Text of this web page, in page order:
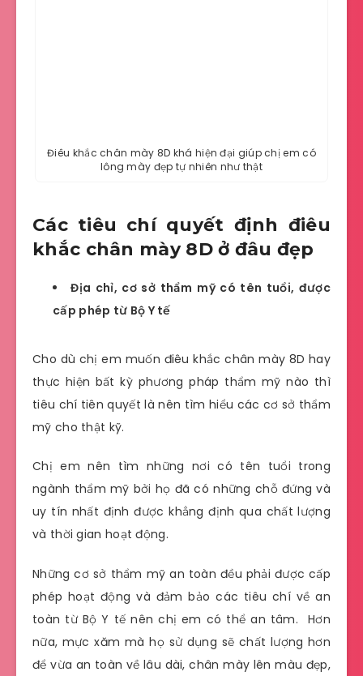
Điêu khắc chân mày 8D khá hiện đại giúp chị em có
lông mày đẹp tự nhiên như thật
Các tiêu chí quyết định điêu
khắc chân mày 8D ở đâu đẹp
Địa chỉ, cơ sở thẩm mỹ có tên tuổi, được
cấp phép từ Bộ Y tế
Cho dù chị em muốn điêu khắc chân mày 8D hay
thực hiện bất kỳ phương pháp thẩm mỹ nào thì
tiêu chí tiên quyết là nên tìm hiểu các cơ sở thẩm
mỹ cho thật kỹ.
Chị em nên tìm những nơi có tên tuổi trong
ngành thẩm mỹ bởi họ đã có những chỗ đứng và
uy tín nhất định được khẳng định qua chất lượng
và thời gian hoạt động.
Những cơ sở thẩm mỹ an toàn đều phải được cấp
phép hoạt động và đảm bảo các tiêu chí về an
toàn từ Bộ Y tế nên chị em có thể an tâm. Hơn
nữa, mực xăm mà họ sử dụng sẽ chất lượng hơn
để vừa an toàn về lâu dài, chân mày lên màu đẹp,